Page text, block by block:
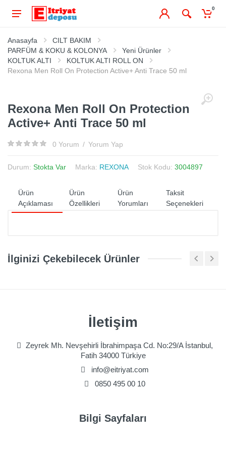
0
Anasayfa
CILT BAKIM
PARFÜM & KOKU & KOLONYA
Yeni Ürünler
KOLTUK ALTI
KOLTUK ALTI ROLL ON
Rexona Men Roll On Protection Active+ Anti Trace 50 ml
Rexona Men Roll On Protection
Active+ Anti Trace 50 ml
0 Yorum / Yorum Yap
Durum: Stokta Var Marka: REXONA Stok Kodu: 3004897
Ürün
Açıklaması
Ürün
Özellikleri
Ürün
Yorumları
Taksit
Seçenekleri
İlginizi Çekebilecek Ürünler
İletişim
Zeyrek Mh. Nevşehirli İbrahimpaşa Cd. No:29/A İstanbul,
Fatih 34000 Türkiye
info@eitriyat.com
0850 495 00 10
Bilgi Sayfaları